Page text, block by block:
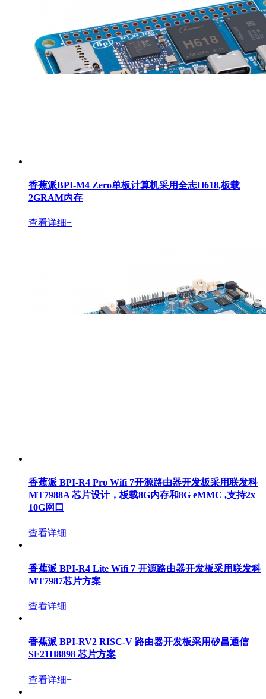
香蕉派BPI-M4 Zero单板计算机采用全志H618,板载
2GRAM内存
查看详细+
香蕉派 BPI-R4 Pro Wifi 7开源路由器开发板采用联发科
MT7988A 芯片设计，板载8G内存和8G eMMC ,支持2x
10G网口
查看详细+
香蕉派 BPI-R4 Lite Wifi 7 开源路由器开发板采用联发科
MT7987芯片方案
查看详细+
香蕉派 BPI-RV2 RISC-V 路由器开发板采用矽昌通信
SF21H8898 芯片方案
查看详细+